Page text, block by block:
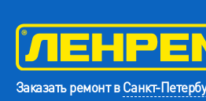
Заказать ремонт вСанкт-